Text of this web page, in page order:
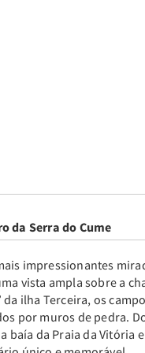
da Serra do Cume
impressionantes
vista ampla sobre a
da ilha Terceira, os
por muros de pedra.
baía da Praia da Vitória